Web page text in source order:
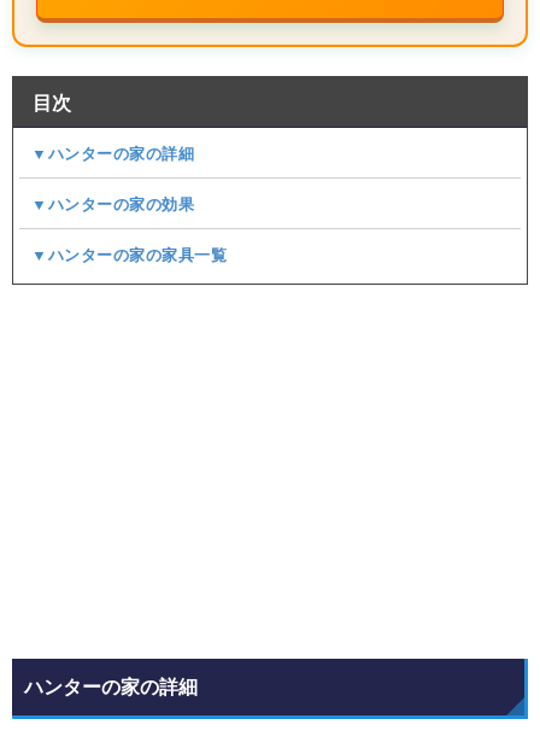
目次
▼ハンターの家の詳細
▼ハンターの家の効果
▼ハンターの家の家具一覧
ハンターの家の詳細